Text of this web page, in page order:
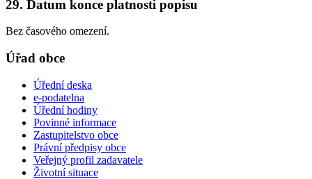
29. Datum konce platnosti popisu
Bez časového omezení.
Úřad obce
Úřední deska
e-podatelna
Úřední hodiny
Povinné informace
Zastupitelstvo obce
Právní předpisy obce
Veřejný profil zadavatele
Životní situace